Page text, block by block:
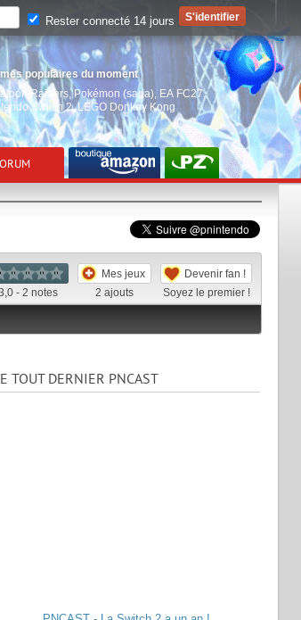
populaires du moment
Raiders, Pokémon (saga) EA FC27,
Switch 2,LEGO Donkey Kong
- 2 notes
Mes jeux
2 ajouts
Devenir fan !
Soyez le premier !
TOUT DERNIER PNCAST
Rester connecté 14 jours